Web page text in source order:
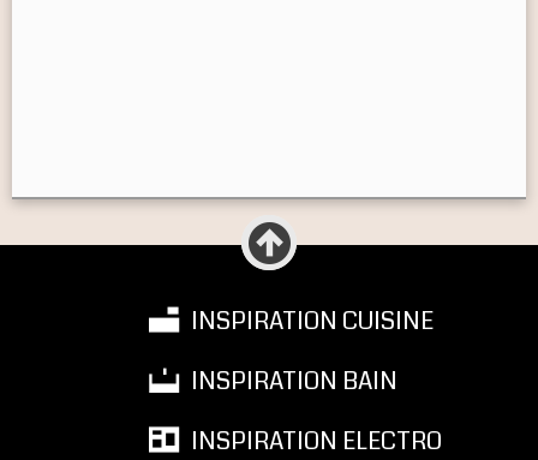
INSPIRATION CUISINE
INSPIRATION BAIN
INSPIRATION ELECTRO